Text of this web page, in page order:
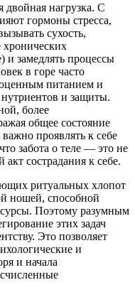
двойная нагрузка. С
гормоны стресса,
сухость,
хронических
и замедлять процессы
в горе часто
питанием и
и защиты.
более
общее состояние
проявлять к себе
забота о теле — это не
сострадания к себе.
ритуальных хлопот
ношей, способной
Поэтому разумным
этих задач
Это позволяет
и
и начала